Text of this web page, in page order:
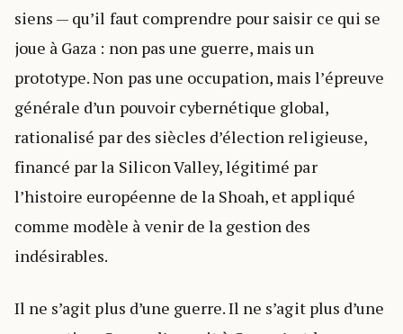
siens — qu’il faut comprendre pour saisir ce qui se
joue à Gaza : non pas une guerre, mais un
prototype. Non pas une occupation, mais l’épreuve
générale d’un pouvoir cybernétique global,
rationalisé par des siècles d’élection religieuse,
financé par la Silicon Valley, légitimé par
l’histoire européenne de la Shoah, et appliqué
comme modèle à venir de la gestion des
indésirables.
Il ne s’agit plus d’une guerre. Il ne s’agit plus d’une